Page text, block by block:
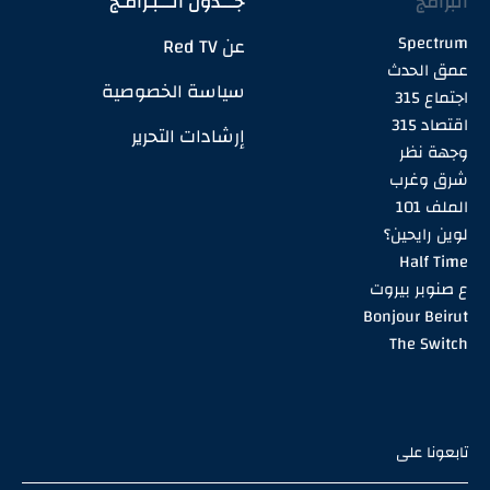
Spectrum
عمق الحدث
اجتماع 315
اقتصاد 315
وجهة نظر
شرق وغرب
الملف 101
لوين رايحين؟
Half Time
ع صنوبر بيروت
Bonjour Beirut
The Switch
عن Red TV
سياسة الخصوصية
إرشادات التحرير
تابعونا على